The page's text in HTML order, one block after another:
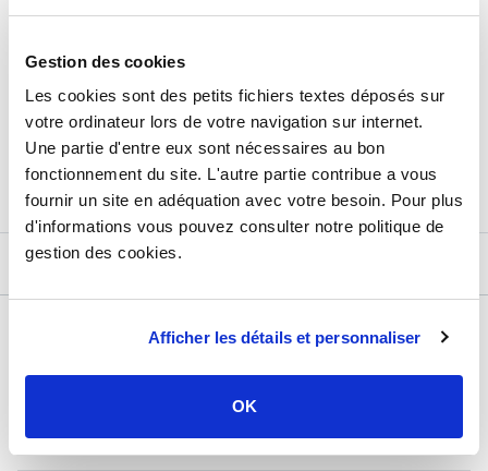
Gestion des cookies
Les cookies sont des petits fichiers textes déposés sur
votre ordinateur lors de votre navigation sur internet.
Une partie d'entre eux sont nécessaires au bon
fonctionnement du site. L'autre partie contribue a vous
fournir un site en adéquation avec votre besoin. Pour plus
d'informations vous pouvez consulter notre politique de
gestion des cookies.
Afficher les détails et personnaliser
OK
Retours et échanges jusqu'à 90 jours
En savoir plus
DESCRIPTIF
Usage Vide
Sélection P Pro
Garantie 2 ans